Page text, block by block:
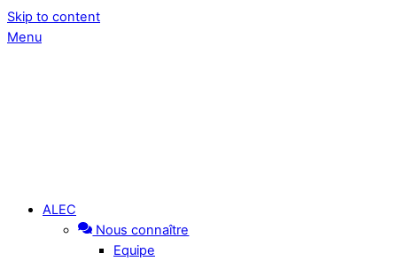
Skip to content
Menu
ALEC
Nous connaître
Equipe